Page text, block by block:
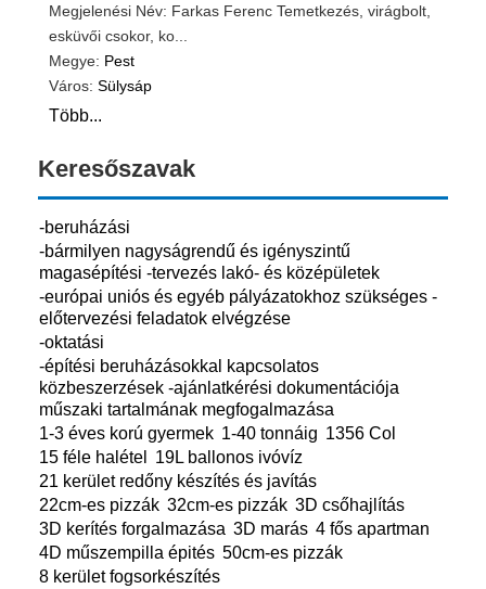
Megjelenési Név: Farkas Ferenc Temetkezés, virágbolt,
esküvői csokor, ko...
Megye: Pest
Város: Sülysáp
Több...
Keresőszavak
-beruházási
-bármilyen nagyságrendű és igényszintű
magasépítési -tervezés lakó- és középületek
-európai uniós és egyéb pályázatokhoz szükséges -
előtervezési feladatok elvégzése
-oktatási
-építési beruházásokkal kapcsolatos
közbeszerzések -ajánlatkérési dokumentációja
műszaki tartalmának megfogalmazása
1-3 éves korú gyermek 1-40 tonnáig 1356 Col
15 féle halétel
19L ballonos ivóvíz
21 kerület redőny készítés és javítás
22cm-es pizzák 32cm-es pizzák 3D csőhajlítás
3D kerítés forgalmazása 3D marás 4 fős apartman
4D műszempilla épités 50cm-es pizzák
8 kerület fogsorkészítés